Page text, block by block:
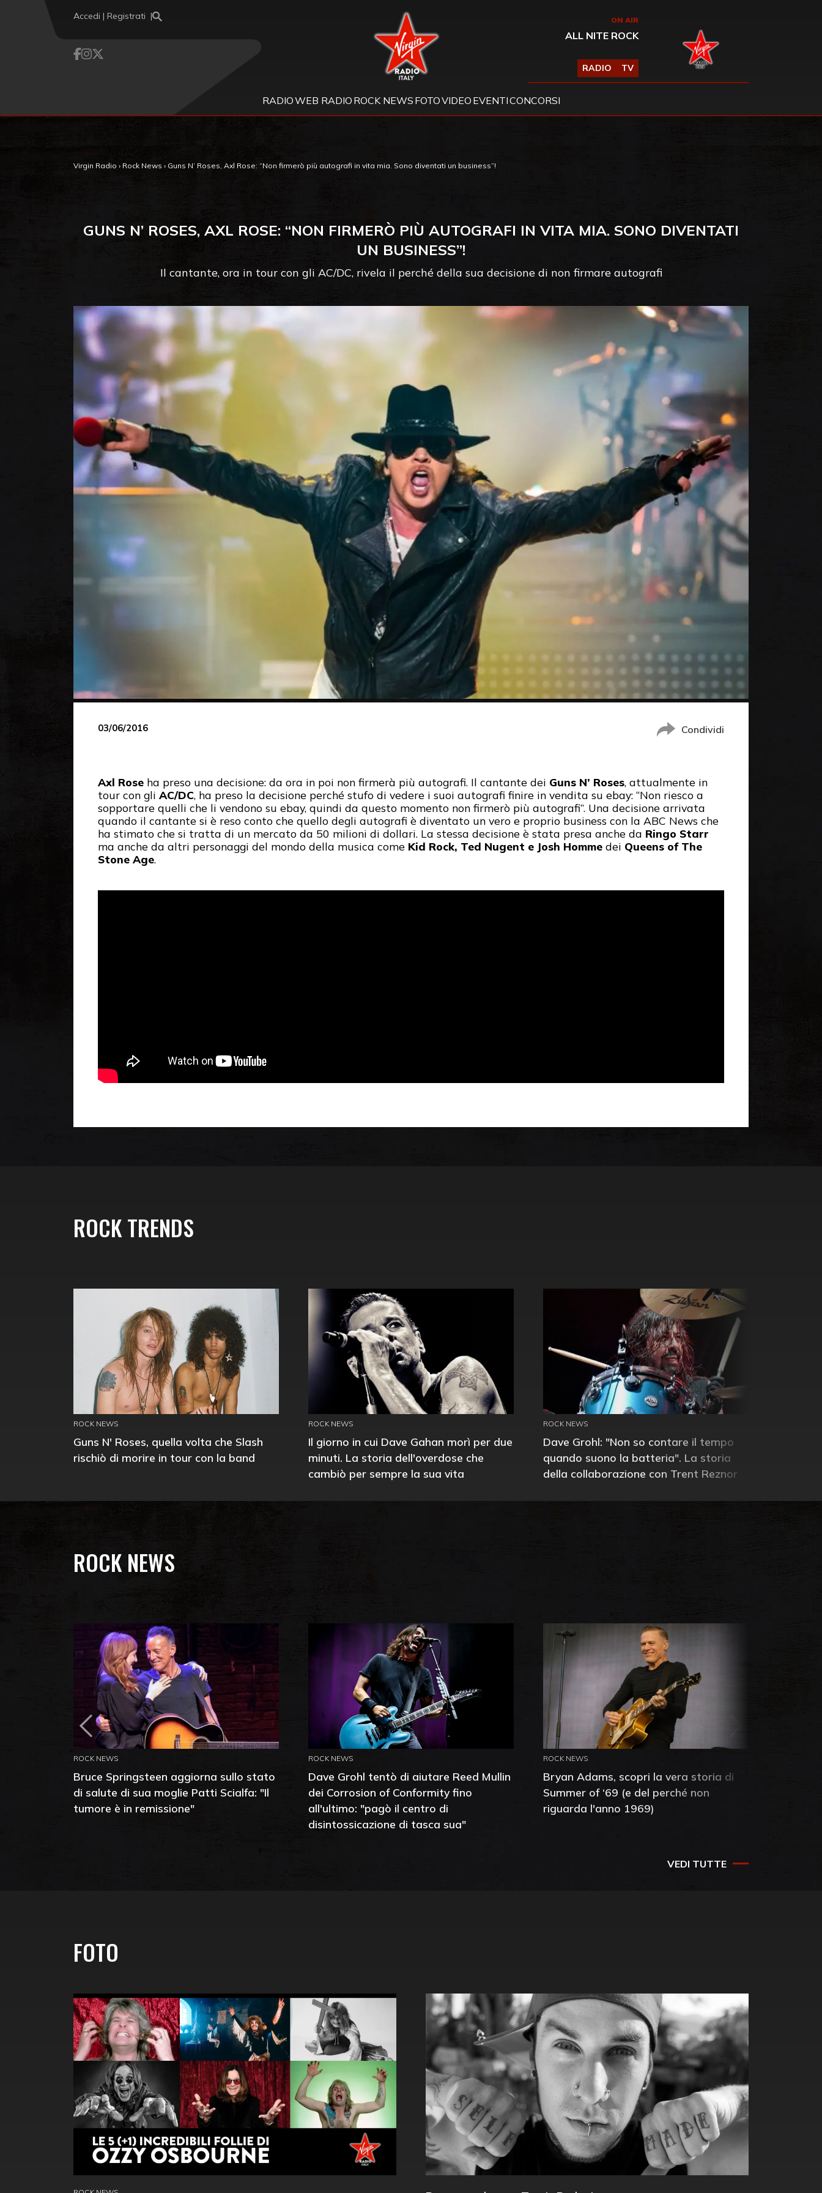
Accedi | Registrati Virgin Radio ON AIR
ALL NITE ROCK
RADIO TV
RADIOWEB RADIO ROCK NEWS FOTOVIDEO EVENTICONCORSI
Virgin Radio › Rock News › Guns N’ Roses, Axl Rose: “Non firmerò più autografi in vita mia. Sono diventati un business”!
GUNS N’ ROSES, AXL ROSE: “NON FIRMERÒ PIÙ AUTOGRAFI IN VITA MIA. SONO DIVENTATI
UN BUSINESS”!
Il cantante, ora in tour con gli AC/DC, rivela il perché della sua decisione di non firmare autografi
03/06/2016 Condividi
Axl Rose ha preso una decisione: da ora in poi non firmerà più autografi. Il cantante dei Guns N’ Roses, attualmente in
tour con gli AC/DC, ha preso la decisione perché stufo di vedere i suoi autografi finire in vendita su ebay: “Non riesco a
sopportare quelli che li vendono su ebay, quindi da questo momento non firmerò più autografi”. Una decisione arrivata
quando il cantante si è reso conto che quello degli autografi è diventato un vero e proprio business con la ABC News che
ha stimato che si tratta di un mercato da 50 milioni di dollari. La stessa decisione è stata presa anche da Ringo Starr
ma anche da altri personaggi del mondo della musica come Kid Rock, Ted Nugent e Josh Homme dei Queens of The
Stone Age.
ROCK TRENDS
ROCK NEWS
Guns N' Roses, quella volta che Slash
rischiò di morire in tour con la band
ROCK NEWS
Il giorno in cui Dave Gahan morì per due
minuti. La storia dell'overdose che
cambiò per sempre la sua vita
ROCK NEWS
Dave Grohl: "Non so contare il tempo
quando suono la batteria". La storia
della collaborazione con Trent Reznor
ROCK NEWS
ROCK NEWS
Bruce Springsteen aggiorna sullo stato
di salute di sua moglie Patti Scialfa: "Il
tumore è in remissione"
ROCK NEWS
Dave Grohl tentò di aiutare Reed Mullin
dei Corrosion of Conformity fino
all'ultimo: "pagò il centro di
disintossicazione di tasca sua"
ROCK NEWS
Bryan Adams, scopri la vera storia di
Summer of ‘69 (e del perché non
riguarda l'anno 1969)
VEDI TUTTE
FOTO